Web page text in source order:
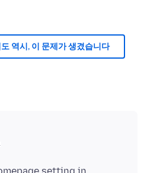
역시, 이 문제가 생겼습니다